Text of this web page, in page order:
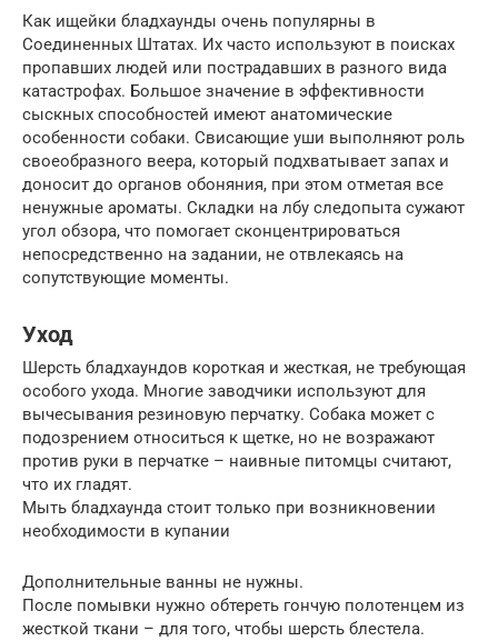
Как ищейки бладхаунды очень популярны в
Соединенных Штатах. Их часто используют в поисках
пропавших людей или пострадавших в разного вида
катастрофах. Большое значение в эффективности
сыскных способностей имеют анатомические
особенности собаки. Свисающие уши выполняют роль
своеобразного веера, который подхватывает запах и
доносит до органов обоняния, при этом отметая все
ненужные ароматы. Складки на лбу следопыта сужают
угол обзора, что помогает сконцентрироваться
непосредственно на задании, не отвлекаясь на
сопутствующие моменты.
Уход
Шерсть бладхаундов короткая и жесткая, не требующая
особого ухода. Многие заводчики используют для
вычесывания резиновую перчатку. Собака может с
подозрением относиться к щетке, но не возражают
против руки в перчатке – наивные питомцы считают,
что их гладят.
Мыть бладхаунда стоит только при возникновении
необходимости в купании
Дополнительные ванны не нужны.
После помывки нужно обтереть гончую полотенцем из
жесткой ткани – для того, чтобы шерсть блестела.